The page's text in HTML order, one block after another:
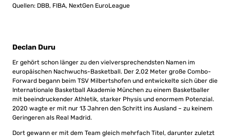
Quellen: DBB, FIBA, NextGen EuroLeague
Declan Duru
Er gehört schon länger zu den vielversprechendsten Namen im
europäischen Nachwuchs-Basketball. Der 2,02 Meter große Combo-
Forward begann beim TSV Milbertshofen und entwickelte sich über die
Internationale Basketball Akademie München zu einem Basketballer
mit beeindruckender Athletik, starker Physis und enormem Potenzial.
2020 wagte er mit nur 13 Jahren den Schritt ins Ausland – zu keinem
Geringeren als Real Madrid.
Dort gewann er mit dem Team gleich mehrfach Titel, darunter zuletzt